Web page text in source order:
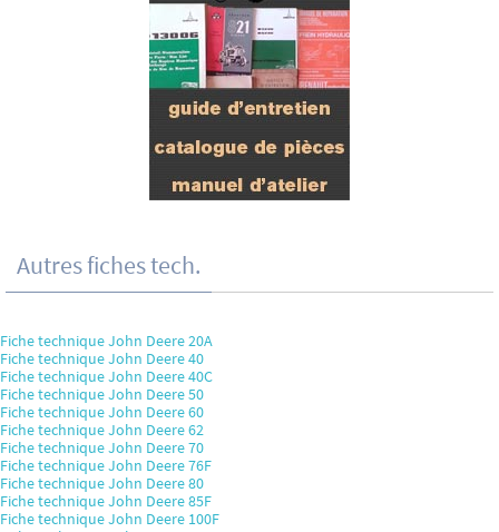
Autres fiches tech.
Fiche technique John Deere 20A
Fiche technique John Deere 40
Fiche technique John Deere 40C
Fiche technique John Deere 50
Fiche technique John Deere 60
Fiche technique John Deere 62
Fiche technique John Deere 70
Fiche technique John Deere 76F
Fiche technique John Deere 80
Fiche technique John Deere 85F
Fiche technique John Deere 100F